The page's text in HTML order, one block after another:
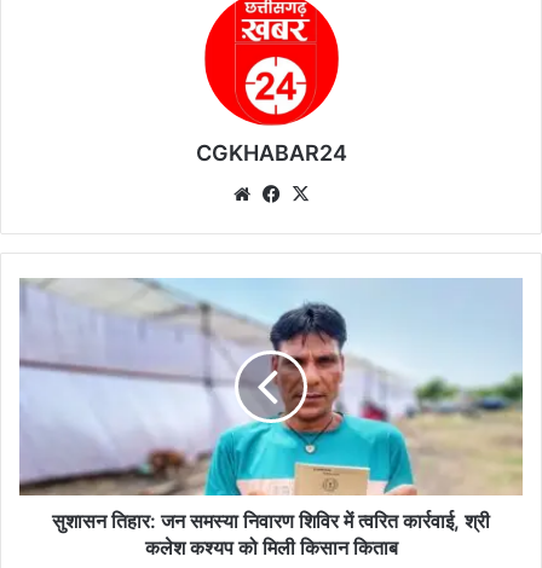
CGKHABAR24
We
te
Fa
bo
ok
सु
शा
न
ज
सुशासन तिहार: जन समस्या निवारण शिविर में त्वरित कार्रवाई, श्री
कलेश कश्यप को मिली किसान किताब